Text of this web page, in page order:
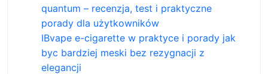
quantum – recenzja, test i praktyczne
porady dla użytkowników
IBvape e-cigarette w praktyce i porady jak
byc bardziej meski bez rezygnacji z
elegancji